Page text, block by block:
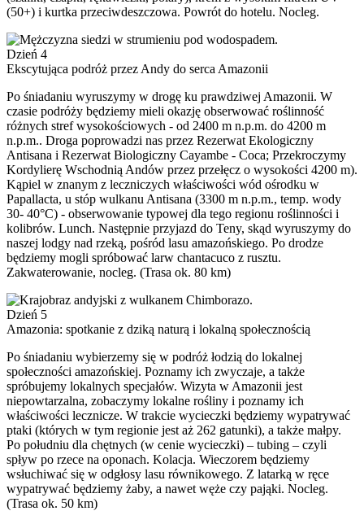
(50+) i kurtka przeciwdeszczowa. Powrót do hotelu. Nocleg.
Dzień 4
Ekscytująca podróż przez Andy do serca Amazonii
Po śniadaniu wyruszymy w drogę ku prawdziwej Amazonii. W
czasie podróży będziemy mieli okazję obserwować roślinność
różnych stref wysokościowych - od 2400 m n.p.m. do 4200 m
n.p.m.. Droga poprowadzi nas przez Rezerwat Ekologiczny
Antisana i Rezerwat Biologiczny Cayambe - Coca; Przekroczymy
Kordylierę Wschodnią Andów przez przełęcz o wysokości 4200 m).
Kąpiel w znanym z leczniczych właściwości wód ośrodku w
Papallacta, u stóp wulkanu Antisana (3300 m n.p.m., temp. wody
30- 40°C) - obserwowanie typowej dla tego regionu roślinności i
kolibrów. Lunch. Następnie przyjazd do Teny, skąd wyruszymy do
naszej lodgy nad rzeką, pośród lasu amazońskiego. Po drodze
będziemy mogli spróbować larw chantacuco z rusztu.
Zakwaterowanie, nocleg. (Trasa ok. 80 km)
Dzień 5
Amazonia: spotkanie z dziką naturą i lokalną społecznością
Po śniadaniu wybierzemy się w podróż łodzią do lokalnej
społeczności amazońskiej. Poznamy ich zwyczaje, a także
spróbujemy lokalnych specjałów. Wizyta w Amazonii jest
niepowtarzalna, zobaczymy lokalne rośliny i poznamy ich
właściwości lecznicze. W trakcie wycieczki będziemy wypatrywać
ptaki (których w tym regionie jest aż 262 gatunki), a także małpy.
Po południu dla chętnych (w cenie wycieczki) – tubing – czyli
spływ po rzece na oponach. Kolacja. Wieczorem będziemy
wsłuchiwać się w odgłosy lasu równikowego. Z latarką w ręce
wypatrywać będziemy żaby, a nawet węże czy pająki. Nocleg.
(Trasa ok. 50 km)